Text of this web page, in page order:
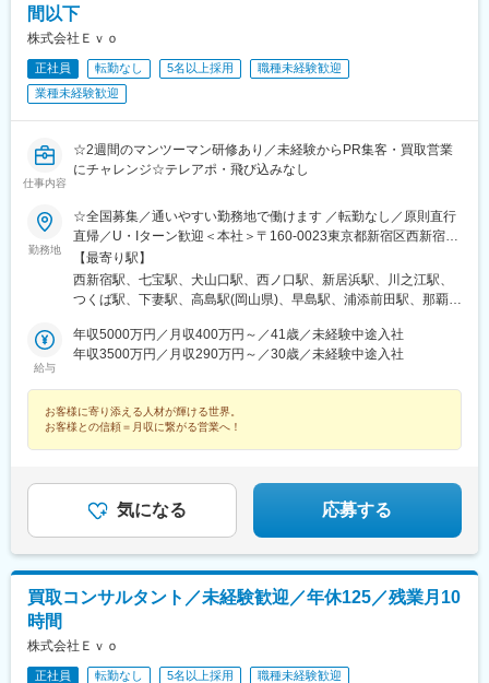
間以下
株式会社Ｅｖｏ
正社員 転勤なし 5名以上採用
職種未経験歓迎
業種未経験歓迎
仕事内容
☆2週間のマンツーマン研修あり／未経験からPR集客・買取営業
にチャレンジ☆テレアポ・飛び込みなし
勤務地
☆全国募集／通いやすい勤務地で働けます ／転勤なし／原則直行
直帰／U・Iターン歓迎＜本社＞〒160-0023東京都新宿区西新宿五
丁目1番1号 住友不動産新宿ファーストタワー3階※転居を伴う転
勤はありません。■その他勤務地・都内23区、関東のプロジェク
ト先やご希望の全国
【最寄り駅】
西新宿駅、七宝駅、犬山口駅、西ノ口駅、新居浜駅、川之江駅、
つくば駅、下妻駅、高島駅(岡山県)、早島駅、浦添前田駅、那覇空
くりこま高原駅、長町一丁目駅、宇治駅(奈良線)、久津川駅、山城
青谷駅、天ケ瀬駅、有佐駅、吉井駅(群馬県)、前橋大島駅、広駅、
駅(三重県)、三瀬谷駅、南鳥海駅、鶴岡駅、赤湯駅、奈古駅、日野
駅(滋賀県)、堅田駅、近江長岡駅、十文字駅、扇田駅、三ツ境駅、
公園駅、蛍池駅、津久見駅、松浦駅、石橋駅(長崎県)、上田駅、小
作駅、和泉多摩川駅、井荻駅、阿波山川駅、石井駅(徳島県)、南小
松島駅、ゆいの杜東駅、高久駅、五位堂駅、富雄駅、西加積駅、
東野尻駅、ハーモニーホール駅、遠賀川駅、行橋駅、糸島高校前
駅、保原駅、会津若松駅、原ノ町駅、山陽網干駅、三木駅(神戸電
鉄線)、南小樽駅、稲積公園駅、苫小牧駅、和歌山港駅、淀屋橋
守谷駅、ゆめみ野駅、北春日部駅、上星川駅、善行駅、三崎口
駅、内宿駅、柏の葉キャンパス駅、岩瀬駅、古河駅、鶴瀬駅、東
給与
年収5000万円／月収400万円～／41歳／未経験中途入社
年収3500万円／月収290万円～／30歳／未経験中途入社
お客様に寄り添える人材が輝ける世界。
お客様との信頼＝月収に繋がる営業へ！
気になる 応募する
買取コンサルタント／未経験歓迎／年休125／残業月10
時間
株式会社Ｅｖｏ
正社員 転勤なし 5名以上採用
職種未経験歓迎